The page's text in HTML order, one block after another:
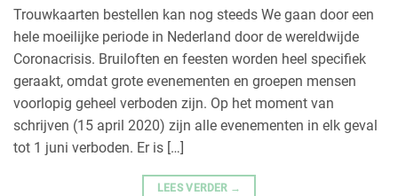
Trouwkaarten bestellen kan nog steeds We gaan door een
hele moeilijke periode in Nederland door de wereldwijde
Coronacrisis. Bruiloften en feesten worden heel specifiek
geraakt, omdat grote evenementen en groepen mensen
voorlopig geheel verboden zijn. Op het moment van
schrijven (15 april 2020) zijn alle evenementen in elk geval
tot 1 juni verboden. Er is […]
LEES VERDER →